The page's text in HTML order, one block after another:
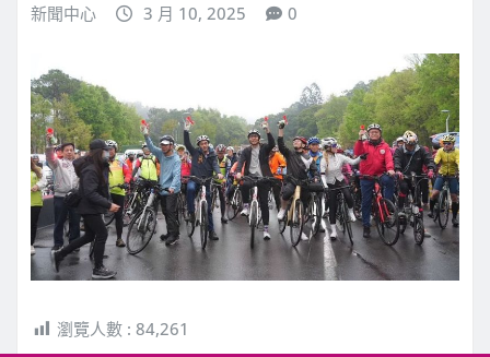
新聞中心 3 月 10, 2025 0
瀏覽人數 : 84,261